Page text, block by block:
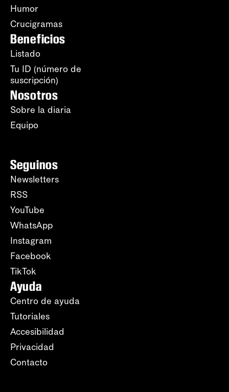
Humor
Crucigramas
Beneficios
Listado
Tu ID (número de
suscripción)
Nosotros
Sobre la diaria
Equipo
Seguinos
Newsletters
RSS
YouTube
WhatsApp
Instagram
Facebook
TikTok
Ayuda
Centro de ayuda
Tutoriales
Accesibilidad
Privacidad
Contacto